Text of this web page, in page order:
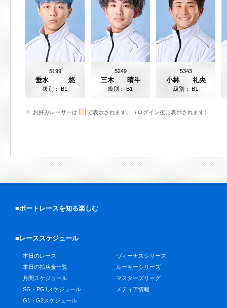
5199
垂水 悠
級別：B1
5249
三木 晴斗
級別：B1
5343
小林 礼央
級別：B1
お好みレーサーは で表示されます。（ログイン後に表示されます）
■ボートレースを知る楽しむ
■レーススケジュール
本日のレース
本日の払戻金一覧
月間スケジュール
SG・PG1スケジュール
G1・G2スケジュール
ヴィーナスシリーズ
ルーキーシリーズ
マスターズリーグ
メディア情報